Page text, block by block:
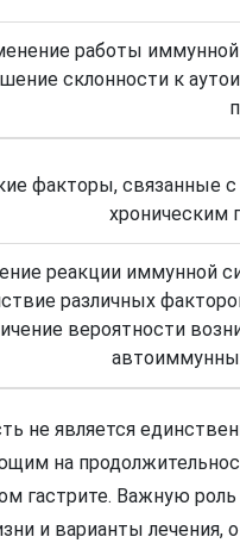
работы
склонности к
факторы, связанные
хроническим
реакции иммунной
различных
вероятности
не является
на
гастрите. Важную
и варианты лечения,